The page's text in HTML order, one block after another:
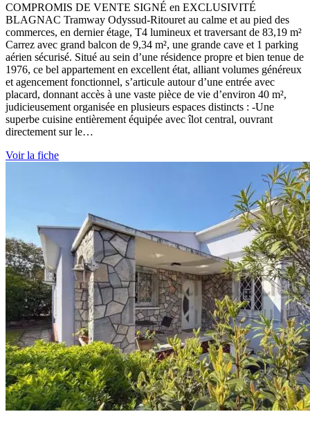
COMPROMIS DE VENTE SIGNÉ en EXCLUSIVITÉ
BLAGNAC Tramway Odyssud-Ritouret au calme et au pied des
commerces, en dernier étage, T4 lumineux et traversant de 83,19 m²
Carrez avec grand balcon de 9,34 m², une grande cave et 1 parking
aérien sécurisé. Situé au sein d’une résidence propre et bien tenue de
1976, ce bel appartement en excellent état, alliant volumes généreux
et agencement fonctionnel, s’articule autour d’une entrée avec
placard, donnant accès à une vaste pièce de vie d’environ 40 m²,
judicieusement organisée en plusieurs espaces distincts : -Une
superbe cuisine entièrement équipée avec îlot central, ouvrant
directement sur le…
Voir la fiche